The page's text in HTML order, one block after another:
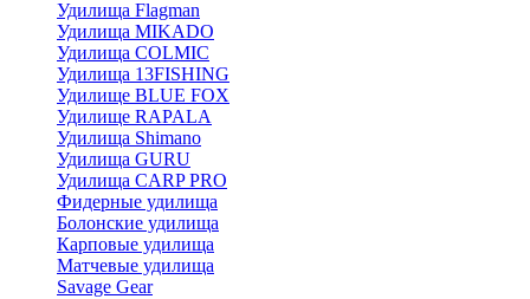
Удилища Flagman
Удилища MIKADO
Удилища COLMIC
Удилища 13FISHING
Удилище BLUE FOX
Удилище RAPALA
Удилища Shimano
Удилища GURU
Удилища CARP PRO
Фидерные удилища
Болонские удилища
Карповые удилища
Матчевые удилища
Savage Gear